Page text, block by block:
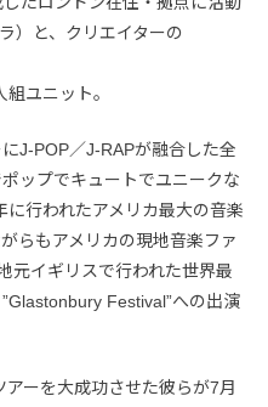
）と、クリエイターの
ユニット。
J-POP／J-RAPが融合した全
ップでキュートでユニークな
行われたアメリカ最大の音楽
らもアメリカの現地音楽ファ
元イギリスで行われた世界最
Festival”への出演
ーを大成功させた彼らが7月